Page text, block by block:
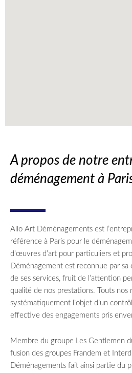
A propos de notre
déménagement à
Allo Art Déménagements est
référence à Paris pour le
d’œuvres d’art pour particuliers et
Déménagement est reconnue par sa
de ses services, fruit de l’attention
qualité de nos prestations. Touts nos
systématiquement l’objet d’un
effective des engagements pris
Membre du groupe Les Gentlemen
fusion des groupes Frandem et
Déménagements fait ainsi partie du